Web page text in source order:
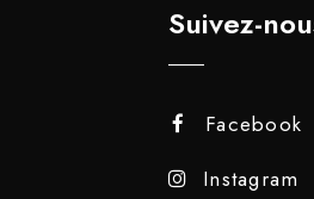
Suivez-
Facebook
Instagram